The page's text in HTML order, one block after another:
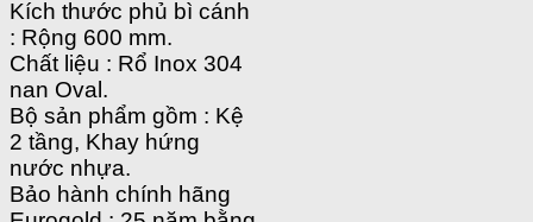
Kích thước phủ bì cánh
: Rộng 600 mm.
Chất liệu : Rổ Inox 304
nan Oval.
Bộ sản phẩm gồm : Kệ
2 tầng, Khay hứng
nước nhựa.
Bảo hành chính hãng